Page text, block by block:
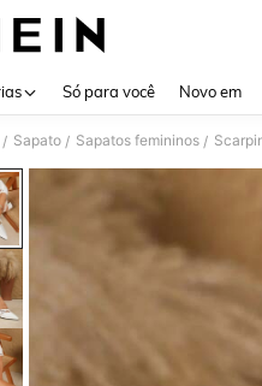
Só para você Novo em
/ Sapato / Sapatos femininos /